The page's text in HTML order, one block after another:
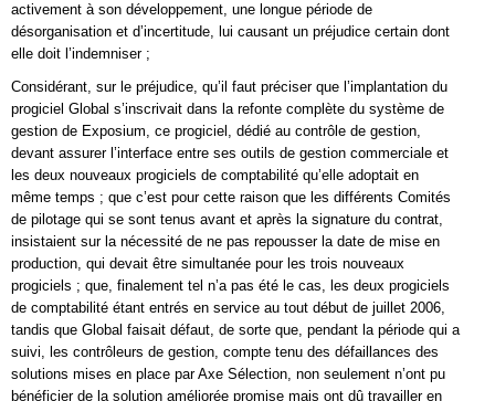
activement à son développement, une longue période de
désorganisation et d’incertitude, lui causant un préjudice certain dont
elle doit l’indemniser ;
Considérant, sur le préjudice, qu’il faut préciser que l’implantation du
progiciel Global s’inscrivait dans la refonte complète du système de
gestion de Exposium, ce progiciel, dédié au contrôle de gestion,
devant assurer l’interface entre ses outils de gestion commerciale et
les deux nouveaux progiciels de comptabilité qu’elle adoptait en
même temps ; que c’est pour cette raison que les différents Comités
de pilotage qui se sont tenus avant et après la signature du contrat,
insistaient sur la nécessité de ne pas repousser la date de mise en
production, qui devait être simultanée pour les trois nouveaux
progiciels ; que, finalement tel n’a pas été le cas, les deux progiciels
de comptabilité étant entrés en service au tout début de juillet 2006,
tandis que Global faisait défaut, de sorte que, pendant la période qui a
suivi, les contrôleurs de gestion, compte tenu des défaillances des
solutions mises en place par Axe Sélection, non seulement n’ont pu
bénéficier de la solution améliorée promise mais ont dû travailler en